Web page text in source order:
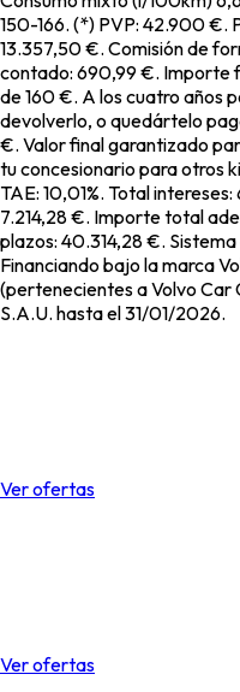
150-166. (*) PVP: 42.900 €.
13.357,50 €. Comisión de
contado: 690,99 €. Importe
de 160 €. A los cuatro años
devolverlo, o quedártelo
€. Valor final garantizado
tu concesionario para otros
TAE: 10,01%. Total
7.214,28 €. Importe total
plazos: 40.314,28 €.
Financiando bajo la marca
(pertenecientes a Volvo Car
S.A.U. hasta el 31/01/2026.
Ver ofertas
Ver ofertas